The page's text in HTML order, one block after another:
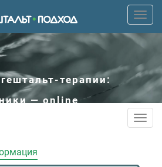
терапии:
— online